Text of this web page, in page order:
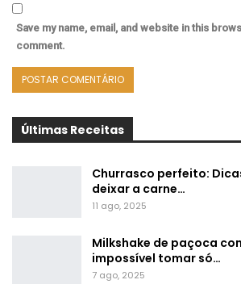
Save my name, email, and website in this
comment.
Últimas Receitas
Churrasco perfeito:
deixar a carne…
11 ago, 2025
Milkshake de paçoca
impossível tomar só…
7 ago, 2025